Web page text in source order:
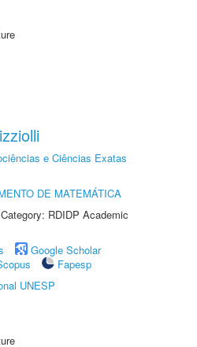
e Ciências Exatas
DE MATEMÁTICA
RDIDP Academic
Google Scholar
Fapesp
UNESP